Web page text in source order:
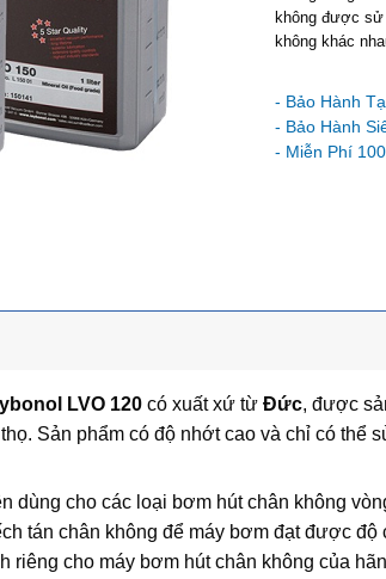
không được sử
không khác
- Bảo Hành
- Bảo Hành
LVO 120có xuất xứ từ Đức, được
Sản phẩm có độ nhớt cao và chỉ có thể
dùng cho các loại bơm hút chân không
tán chân không để máy bơm đạt được
riêng cho máy bơm hút chân không của